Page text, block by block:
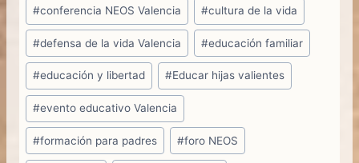
la
entrada:
#conferencia NEOS Valencia #cultura de la vida
#defensa de la vida Valencia #educación familiar
#educación y libertad #Educar hijas valientes
#evento educativo Valencia
#formación para padres #foro NEOS